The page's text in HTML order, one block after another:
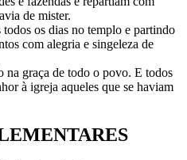
de mister.
os dias no templo e partindo
com alegria e singeleza de
na graça de todo o povo. E todos
à igreja aqueles que se haviam